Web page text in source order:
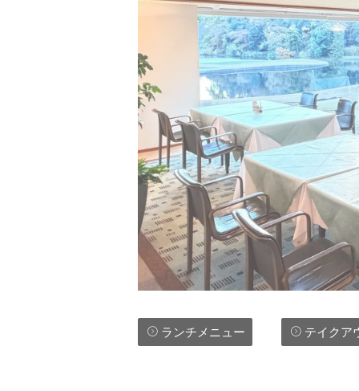
ランチメニュー テイクア